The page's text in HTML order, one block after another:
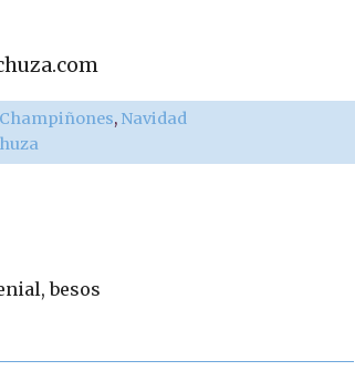
Champiñones, Navidad
besos